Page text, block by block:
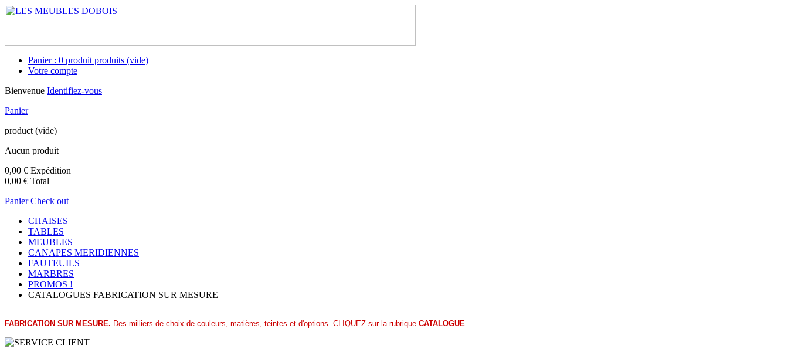
Panier : 0 produit produits (vide)
Votre compte
Bienvenue Identifiez-vous
Panier
product (vide)
Aucun produit
0,00 € Expédition
0,00 € Total
Panier Check out
CHAISES
TABLES
MEUBLES
CANAPES MERIDIENNES
FAUTEUILS
MARBRES
PROMOS !
CATALOGUES FABRICATION SUR MESURE
FABRICATION SUR MESURE. Des milliers de choix de couleurs, matières, teintes et d'options. CLIQUEZ sur la rubrique CATALOGUE.